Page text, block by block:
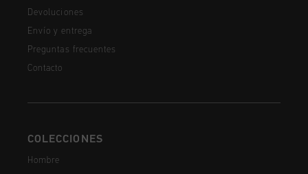
Devoluciones
Envío y entrega
Preguntas frecuentes
Contacto
COLECCIONES
Hombre